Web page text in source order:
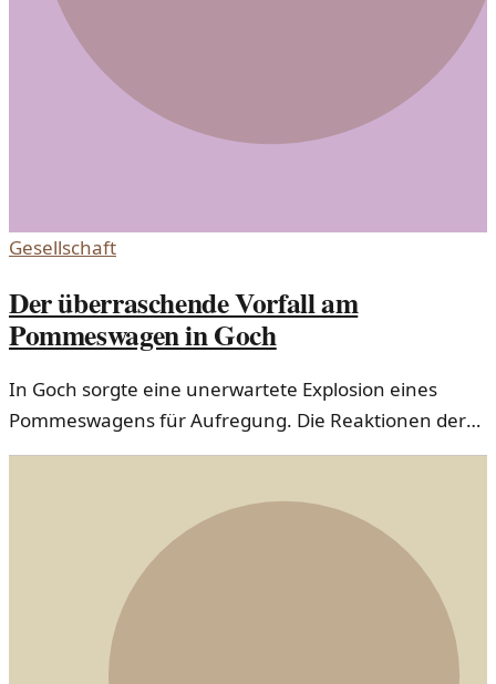
Gesellschaft
Der überraschende Vorfall am
Pommeswagen in Goch
In Goch sorgte eine unerwartete Explosion eines
Pommeswagens für Aufregung. Die Reaktionen der
Anwohner und die gesellschaftlichen Implikationen